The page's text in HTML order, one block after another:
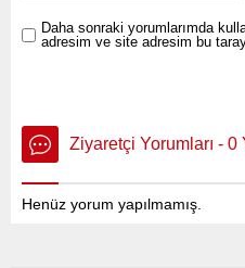
Daha sonraki yorumlarımda
adresim ve site adresim bu
Ziyaretçi Yorumları - 0
Henüz yorum yapılmamış.